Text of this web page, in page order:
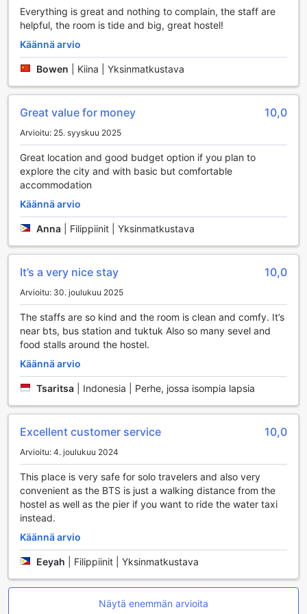
mikä mahdollistaa yhteydenpidon ja tiedonhankinnan
vaivatta. Huoneissa on myös ilmainen Wi-Fi, joten voit
nauttia internet-yhteydestä omassa rauhassasi.
Hotellin käytännölliset palvelut eivät lopu tähän. COZ at
Ratchathewi tarjoaa matkatavaroiden säilytyspalvelun, joka
tutustua Bangkokiin ilman ylimääräistä painolastia. Jos
kaipaat jotain pientä tai päivittäistä, hotellin oma kätevä
Hotellissa on myös erikseen merkitty tupakointialue, joka
mahdollistaa tupakoijille mukautuvan ympäristön.
Päivittäinen siivouspalvelu pitää huoneesi siistinä ja
viihtyisänä, jotta voit keskittyä vain lomasi nauttimiseen.
Mukavuus ja moderni varustelu COZ at Ratchathewi -
hotellin huoneissa
COZ at Ratchathewi tarjoaa vierailleen huoneita, joissa
Jokaisessa huoneessa on tehokas ilmastointi, joka takaa
miellyttävän sisäilman kaikissa sääolosuhteissa. Rentoudu
ja nauti vapaa-ajastasi katselemalla suosikkiohjelmiasi
televisiosta, joka on varustettu satelliitti- ja kaapelikanavilla.
Huoneissa on myös kätevä kahvin ja teen valmistaja, joten
voit nauttia lämpimästä juomasta milloin tahansa. Ilmaiset
nesteytettynä. Lisäksi jääkaappi on käytettävissä, joten
voit säilyttää juomat ja välipalat aina käden ulottuvilla.
Huoneissa on myös laadukkaat hygieniatuotteet, puhtaat
liinavaatteet ja pyyhkeet, jotka tekevät oleskelustasi entistä
mukavampaa. COZ at Ratchathewi on täydellinen valinta,
jos arvostat mukavuutta ja käytännöllisyyttä matkasi
aikana.
Ruokailumahdollisuudet COZ at Ratchathewi -hotellissa
COZ at Ratchathewi -hotellin ruokailutilat tarjoavat
vierailleen ainutlaatuisen ja monipuolisen kokemuksen, joka
yhdistää mukavuuden ja herkullisen ruoan. Hotellin kahvila
on täydellinen paikka aloittaa päiväsi. Siellä voit nauttia
tuoreita kahvijuomia ja leivonnaisia, jotka on valmistettu
paikallisista raaka-aineista. Rentouttava ympäristö kutsuu
sinut viettämään aikaa ystävien tai perheen kanssa, tai
vaikka vain nauttimaan hetken rauhasta ennen päivän
Everything is great and nothing to complain, the staff are
helpful, the room is tide and big, great hostel!
Käännä arvio
Bowen Kiina | Yksinmatkustava
Great value for money 10,0
Arvioitu: 25. syyskuu 2025
Great location and good budget option if you plan to
explore the city and with basic but comfortable
accommodation
Käännä arvio
Anna Filippiinit | Yksinmatkustava
It’s a very nice stay 10,0
Arvioitu: 30. joulukuu 2025
The staffs are so kind and the room is clean and comfy. It’s
near bts, bus station and tuktuk Also so many sevel and
food stalls around the hostel.
Käännä arvio
Tsaritsa Indonesia | Perhe, jossa isompia lapsia
Excellent customer service 10,0
Arvioitu: 4. joulukuu 2024
This place is very safe for solo travelers and also very
convenient as the BTS is just a walking distance from the
hostel as well as the pier if you want to ride the water taxi
instead.
Käännä arvio
Eeyah Filippiinit | Yksinmatkustava
Näytä enemmän arvioita